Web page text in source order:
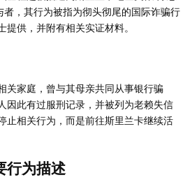
者，其行为被指为彻头彻尾的国际诈骗行
供，并附有相关实证材料。
关家庭，曾与其母亲共同从事银行骗
因此有过服刑记录，并被列为老赖失信
止相关行为，而是前往斯里兰卡继续活
行为描述